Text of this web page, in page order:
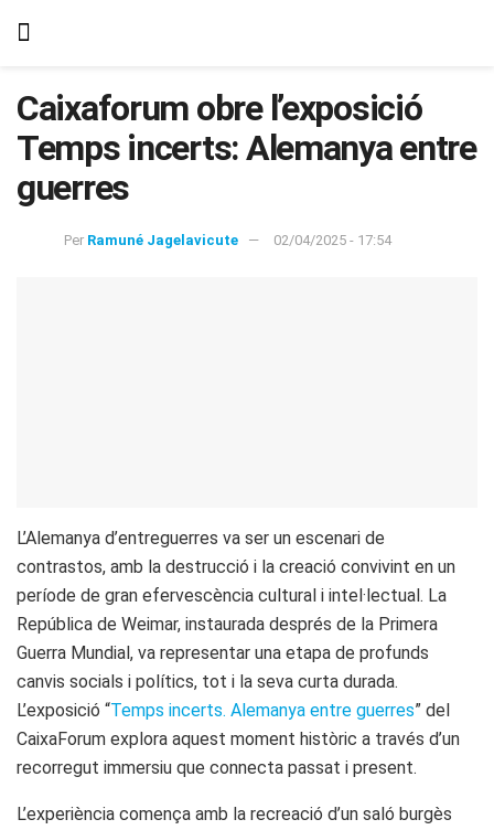
Caixaforum obre l’exposició
Temps incerts: Alemanya entre
guerres
Per Ramuné Jagelavicute 02/04/2025 - 17:54
L’Alemanya d’entreguerres va ser un escenari de
contrastos, amb la destrucció i la creació convivint en un
període de gran efervescència cultural i intel·lectual. La
República de Weimar, instaurada després de la Primera
Guerra Mundial, va representar una etapa de profunds
canvis socials i polítics, tot i la seva curta durada.
L’exposició “Temps incerts. Alemanya entre guerres” del
CaixaForum explora aquest moment històric a través d’un
recorregut immersiu que connecta passat i present.
L’experiència comença amb la recreació d’un saló burgès